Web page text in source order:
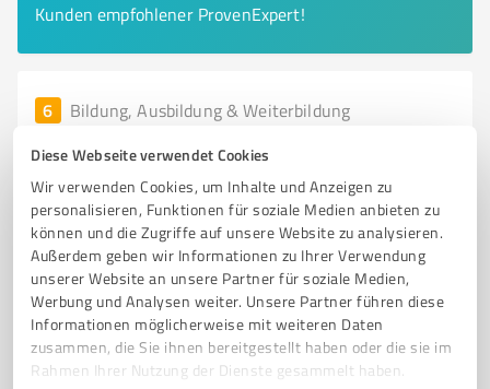
Diese Webseite verwendet Cookies
Wir verwenden Cookies, um Inhalte und Anzeigen zu
personalisieren, Funktionen für soziale Medien anbieten zu
können und die Zugriffe auf unsere Website zu analysieren.
Außerdem geben wir Informationen zu Ihrer Verwendung
unserer Website an unsere Partner für soziale Medien,
Werbung und Analysen weiter. Unsere Partner führen diese
Informationen möglicherweise mit weiteren Daten
zusammen, die Sie ihnen bereitgestellt haben oder die sie im
Rahmen Ihrer Nutzung der Dienste gesammelt haben.
Kunden empfohlener ProvenExpert!
6 Bildung, Ausbildung & Weiterbildung
Baudenbacher
Professionelles Training und Coaching für
Führungskräfte und Verkäufer in Würzbu
COACHING FÜHRUNGSKRÄFTE
PERSÖNLICHE WEITERENTWICKLUNG ONLINE-TRAINING
PRÄSENZSEMINARE MITTELSTAND SEMINARE
POTENZIALENTFALTUNG PRAXISNAHE WERKZEUGE VERÄNDERUNG